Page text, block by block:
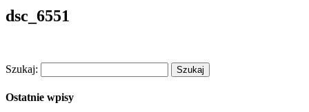
dsc_6551
Szukaj:
Ostatnie wpisy